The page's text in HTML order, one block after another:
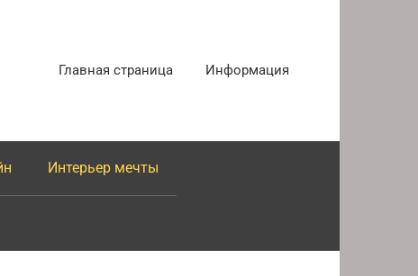
Главная страница Информация
Интерьер мечты